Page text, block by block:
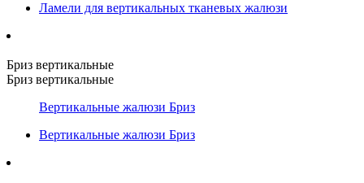
Ламели для вертикальных тканевых жалюзи
Бриз вертикальные
Бриз вертикальные
Вертикальные жалюзи Бриз
Вертикальные жалюзи Бриз